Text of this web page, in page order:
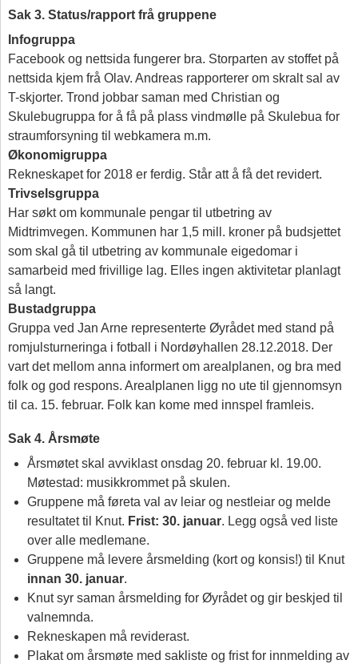
Sak 3. Status/rapport frå gruppene
Infogruppa
Facebook og nettsida fungerer bra. Storparten av stoffet på
nettsida kjem frå Olav. Andreas rapporterer om skralt sal av
T-skjorter. Trond jobbar saman med Christian og
Skulebugruppa for å få på plass vindmølle på Skulebua for
straumforsyning til webkamera m.m.
Økonomigruppa
Rekneskapet for 2018 er ferdig. Står att å få det revidert.
Trivselsgruppa
Har søkt om kommunale pengar til utbetring av
Midtrimvegen. Kommunen har 1,5 mill. kroner på budsjettet
som skal gå til utbetring av kommunale eigedomar i
samarbeid med frivillige lag. Elles ingen aktivitetar planlagt
så langt.
Bustadgruppa
Gruppa ved Jan Arne representerte Øyrådet med stand på
romjulsturneringa i fotball i Nordøyhallen 28.12.2018. Der
vart det mellom anna informert om arealplanen, og bra med
folk og god respons. Arealplanen ligg no ute til gjennomsyn
til ca. 15. februar. Folk kan kome med innspel framleis.
Sak 4. Årsmøte
Årsmøtet skal avviklast onsdag 20. februar kl. 19.00.
Møtestad: musikkrommet på skulen.
Gruppene må føreta val av leiar og nestleiar og melde
resultatet til Knut. Frist: 30. januar. Legg også ved liste
over alle medlemane.
Gruppene må levere årsmelding (kort og konsis!) til Knut
innan 30. januar.
Knut syr saman årsmelding for Øyrådet og gir beskjed til
valnemnda.
Rekneskapen må reviderast.
Plakat om årsmøte med sakliste og frist for innmelding av